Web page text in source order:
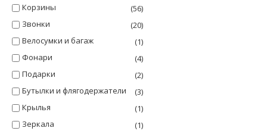
Корзины
(56)
Звонки
(20)
Велосумки и багаж
(1)
Фонари
(4)
Подарки
(2)
Бутылки и флягодержатели
(3)
Крылья
(1)
Зеркала
(1)